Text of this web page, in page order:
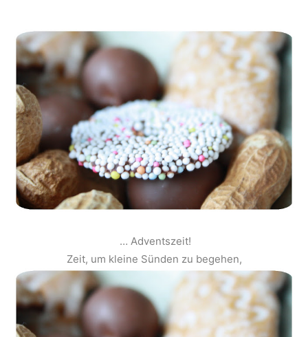
… Adventszeit!
Zeit, um kleine Sünden zu begehen,